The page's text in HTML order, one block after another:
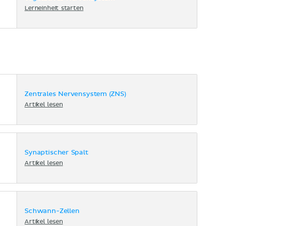
Lerneinheit starten
Zentrales Nervensystem (ZNS)
Artikel lesen
Synaptischer Spalt
Artikel lesen
Schwann-Zellen
Artikel lesen